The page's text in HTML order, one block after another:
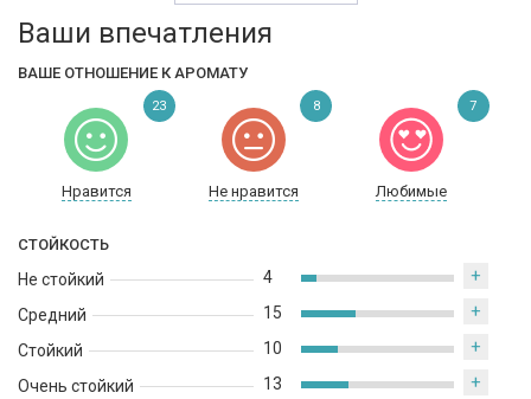
Килиана Хеннесси к созданию ароматов: НАРКОТИКИ. В
основе парфюмированной воды лежит сочетание тонких и
на первый план выходит амбретта, покрытая миндальным
молочком, имеющим горьковатый и немного терпкий подтон.
Ваши впечатления
ВАШЕ ОТНОШЕНИЕ К АРОМАТУ
Нравится Не нравится Любимые
23 8 7
СТОЙКОСТЬ
Не стойкий
Средний
Стойкий
Очень стойкий
4 +
15 +
10 +
13 +